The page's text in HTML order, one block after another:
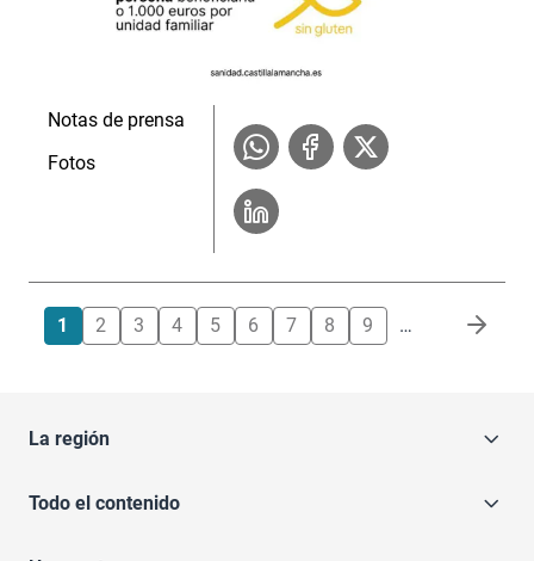
Notas de prensa
Fotos
Paginación
1 2 3 4 5 6 7 8 9 …
La región
Todo el contenido